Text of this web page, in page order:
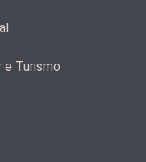
e Turismo